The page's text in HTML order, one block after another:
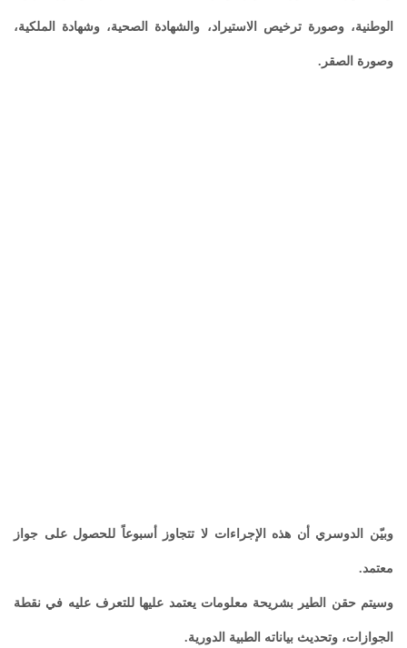
الوطنية، وصورة ترخيص الاستيراد، والشهادة الصحية، وشهادة الملكية،
وصورة الصقر.
وبيّن الدوسري أن هذه الإجراءات لا تتجاوز أسبوعاً للحصول على جواز
معتمد.
وسيتم حقن الطير بشريحة معلومات يعتمد عليها للتعرف عليه في نقطة
الجوازات، وتحديث بياناته الطبية الدورية.